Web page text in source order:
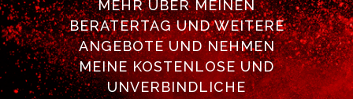
MEHR ÜBER MEINEN
BERATERTAG UND WEITERE
ANGEBOTE UND NEHMEN
MEINE KOSTENLOSE UND
UNVERBINDLICHE